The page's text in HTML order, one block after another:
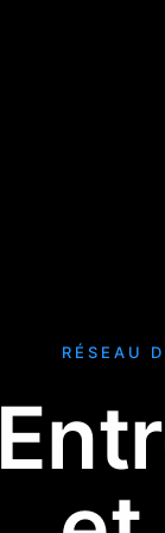
RÉSEAU